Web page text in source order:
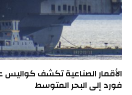
الأقمار الصناعية تكشف كواليس
فورد إلى البحر المتوسط